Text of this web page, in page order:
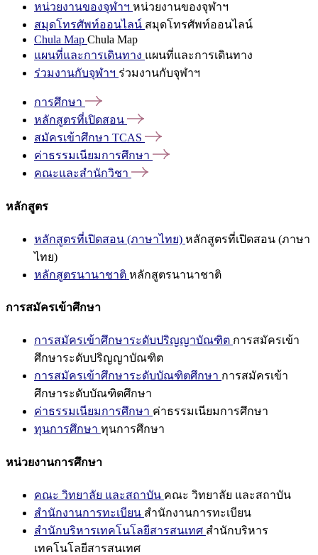
หน่วยงานของจุฬาฯ หน่วยงานของจุฬาฯ
สมุดโทรศัพท์ออนไลน์ สมุดโทรศัพท์ออนไลน์
Chula Map Chula Map
แผนที่และการเดินทาง แผนที่และการเดินทาง
ร่วมงานกับจุฬาฯ ร่วมงานกับจุฬาฯ
การศึกษา
หลักสูตรที่เปิดสอน
สมัครเข้าศึกษา TCAS
ค่าธรรมเนียมการศึกษา
คณะและสำนักวิชา
หลักสูตร
หลักสูตรที่เปิดสอน (ภาษาไทย) หลักสูตรที่เปิดสอน (ภาษา
ไทย)
หลักสูตรนานาชาติ หลักสูตรนานาชาติ
การสมัครเข้าศึกษา
การสมัครเข้าศึกษาระดับปริญญาบัณฑิต การสมัครเข้า
ศึกษาระดับปริญญาบัณฑิต
การสมัครเข้าศึกษาระดับบัณฑิตศึกษา การสมัครเข้า
ศึกษาระดับบัณฑิตศึกษา
ค่าธรรมเนียมการศึกษา ค่าธรรมเนียมการศึกษา
ทุนการศึกษา ทุนการศึกษา
หน่วยงานการศึกษา
คณะ วิทยาลัย และสถาบัน คณะ วิทยาลัย และสถาบัน
สำนักงานการทะเบียน สำนักงานการทะเบียน
สำนักบริหารเทคโนโลยีสารสนเทศ สำนักบริหาร
เทคโนโลยีสารสนเทศ